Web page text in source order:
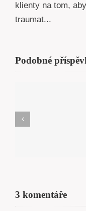
klienty na tom,
traumat...
Podobné
3 komentáře